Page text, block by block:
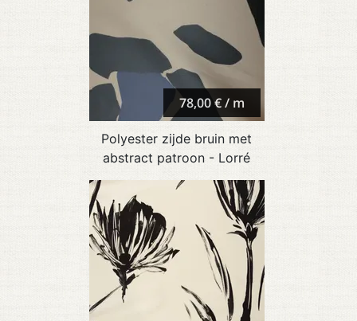
78,00 € / m
Polyester zijde bruin met
abstract patroon - Lorré